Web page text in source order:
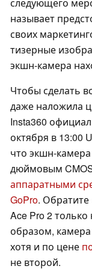
называет
своих
тизерные
экшн-камера
Чтобы сделать
даже наложила
Insta360
октября в 13:00
что экшн-
дюймовым
аппаратными
GoPro. Обратите
Ace Pro 2
образом,
хотя и по цене
не второй.